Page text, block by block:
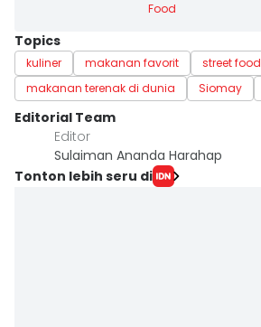
Food
Topics
kuliner makanan favorit
street food
makanan terenak di dunia
Siomay
Editorial Team
Editor
Sulaiman Ananda Harahap
Tonton lebih seru di